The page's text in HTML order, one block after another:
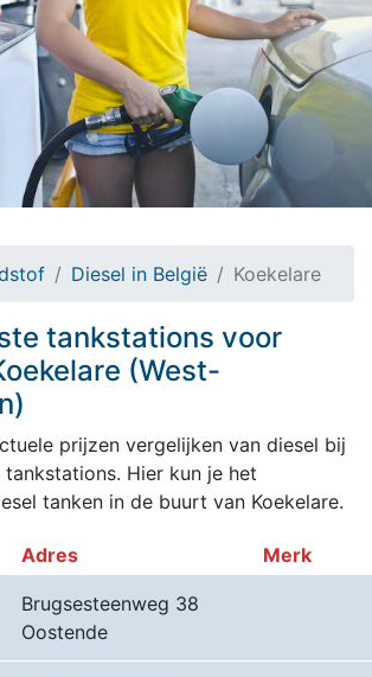
Diesel in België Koekelare
tankstations voor
(West-
prijzen vergelijken van diesel bij
Hier kun je het
tanken in de buurt van Koekelare.
Adres Merk
Brugsesteenweg 38
Oostende